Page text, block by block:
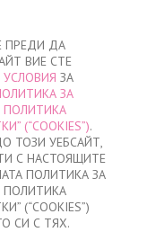
ПРЕДИ ДА
ВИЕ СТЕ
ЗА
ЗА
ПОЛИТИКА
(“COOKIES”).
ТОЗИ УЕБСАЙТ,
С НАСТОЯЩИТЕ
ПОЛИТИКА ЗА
ПОЛИТИКА
(“COOKIES”)
СИ С ТЯХ.
ПОРЪЧКА
продукти
ИЗРЯЗАНИ БИКИНИ
0716, РОЗОВИ